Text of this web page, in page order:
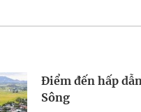
Điểm đến hấp
Sông